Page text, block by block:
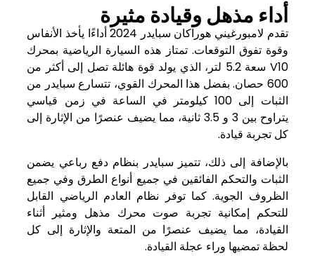
أداء مذهل وقيادة مثيرة
تقدم لامبورغيني هوراكان سبايدر 2024 أداءًا يأخذ الأنفاس
وقوة تفوق التوقعات. تمتاز هذه السيارة الرياضية بمحرك
V10 سعة 5.2 لتر، الذي يولد قوة هائلة تصل إلى أكثر من
600 حصان. بفضل هذا المحرك القوي، تتسارع سبايدر من
الثبات إلى 100 كيلومتر في الساعة في زمن قياسي
يتراوح بين 3 و 3.5 ثانية، مما يضيف عنصرًا من الإثارة إلى
كل تجربة قيادة.
بالإضافة إلى ذلك، تتميز سبايدر بنظام دفع رباعي يضمن
الثبات والتحكم الفائقين في جميع أنواع الطرق وفي جميع
الظروف الجوية. كما توفر نظام العادم الرياضي القابل
للتحكم إمكانية تجربة صوت محرك مذهل ومثير أثناء
القيادة، مما يضيف عنصرًا من المتعة والإثارة إلى كل
لحظة تمضيها وراء عجلة القيادة.